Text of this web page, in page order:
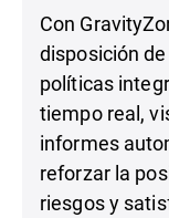
Con
disposición
políticas
tiempo real,
informes
reforzar la
riesgos y